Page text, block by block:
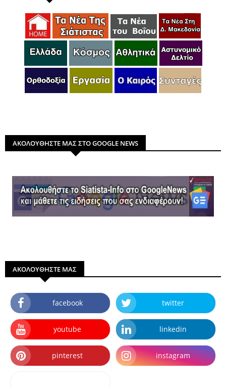
ΑΚΟΛΟΥΘΗΣΤΕ ΜΑΣ ΣΤΟ GOOGLE NEWS
ΑΚΟΛΟΥΘΗΣΤΕ ΜΑΣ
facebook twitter
youtube linkedin
pinterest instagram